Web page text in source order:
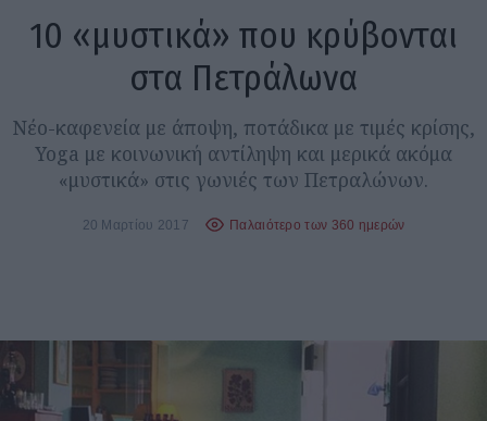
10 «μυστικά» που κρύβονται
στα Πετράλωνα
Νέο-καφενεία με άποψη, ποτάδικα με τιμές κρίσης,
Yoga με κοινωνική αντίληψη και μερικά ακόμα
«μυστικά» στις γωνιές των Πετραλώνων.
20 Μαρτίου 2017 Παλαιότερο των 360 ημερών